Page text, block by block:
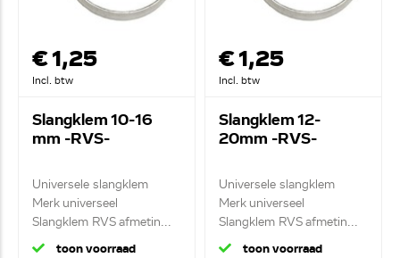
€ 1,25
Incl. btw
Slangklem 10-16
mm -RVS-
Universele slangklem
Merk universeel
Slangklem RVS afmetin...
toon voorraad
€ 1,25
Incl. btw
Slangklem 12-
20mm -RVS-
Universele slangklem
Merk universeel
Slangklem RVS afmetin...
toon voorraad